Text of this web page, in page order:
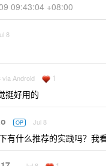
09:43:04 +08:00
8
via Android 1
挺好用的
OP Jul 8
有什么推荐的实践吗？我